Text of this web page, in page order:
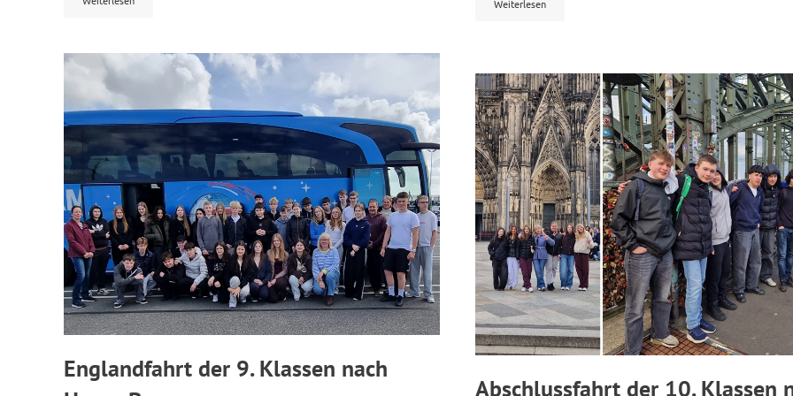
Weiterlesen
Englandfahrt der 9. Klassen nach
Abschlussfahrt der 10. Klassen